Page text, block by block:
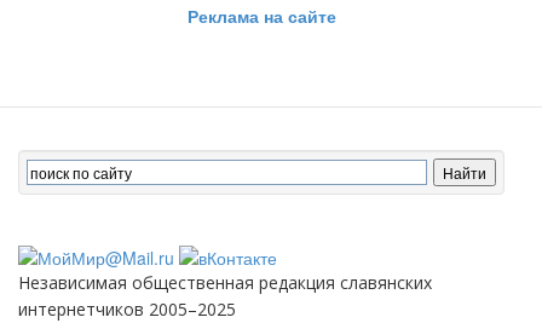
Реклама на сайте
Независимая общественная редакция славянских
интернетчиков 2005–2025